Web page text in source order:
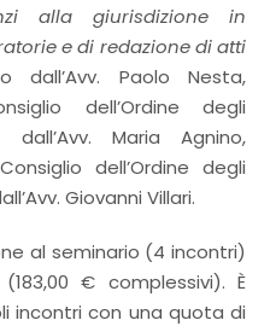
alla giurisdizione in
e di redazione di atti
dall’Avv. Paolo Nesta,
dell’Ordine degli
Maria Agnino,
dell’Ordine degli
Giovanni Villari.
al seminario (4 incontri)
€ complessivi). È
incontri con una quota di